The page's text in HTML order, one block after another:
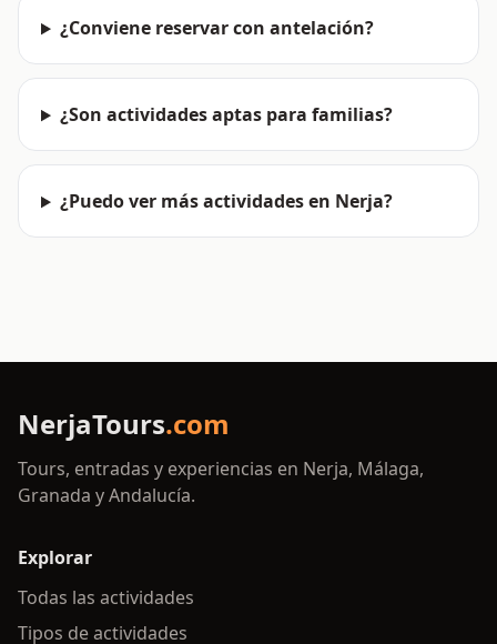
¿Conviene reservar con antelación?
¿Son actividades aptas para familias?
¿Puedo ver más actividades en Nerja?
NerjaTours.com
Tours, entradas y experiencias en Nerja, Málaga,
Granada y Andalucía.
Explorar
Todas las actividades
Tipos de actividades